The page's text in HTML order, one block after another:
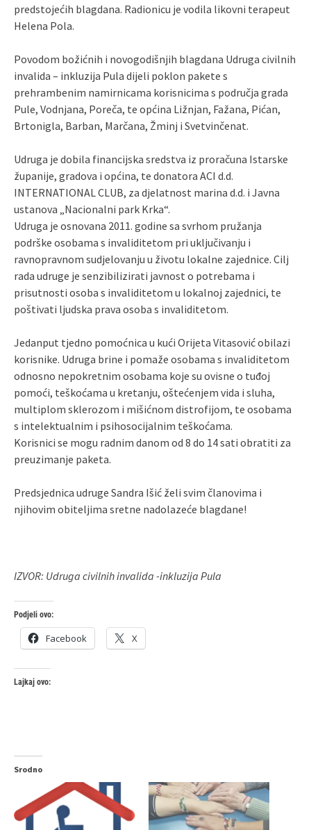
predstojećih blagdana. Radionicu je vodila likovni terapeut
Helena Pola.
Povodom božićnih i novogodišnjih blagdana Udruga civilnih
invalida – inkluzija Pula dijeli poklon pakete s
prehrambenim namirnicama korisnicima s područja grada
Pule, Vodnjana, Poreča, te općina Ližnjan, Fažana, Pićan,
Brtonigla, Barban, Marčana, Žminj i Svetvinčenat.
Udruga je dobila financijska sredstva iz proračuna Istarske
županije, gradova i općina, te donatora ACI d.d.
INTERNATIONAL CLUB, za djelatnost marina d.d. i Javna
ustanova „Nacionalni park Krka“.
Udruga je osnovana 2011. godine sa svrhom pružanja
podrške osobama s invaliditetom pri uključivanju i
ravnopravnom sudjelovanju u životu lokalne zajednice. Cilj
rada udruge je senzibilizirati javnost o potrebama i
prisutnosti osoba s invaliditetom u lokalnoj zajednici, te
poštivati ljudska prava osoba s invaliditetom.
Jedanput tjedno pomoćnica u kući Orijeta Vitasović obilazi
korisnike. Udruga brine i pomaže osobama s invaliditetom
odnosno nepokretnim osobama koje su ovisne o tuđoj
pomoći, teškoćama u kretanju, oštećenjem vida i sluha,
multiplom sklerozom i mišićnom distrofijom, te osobama
s intelektualnim i psihosocijalnim teškoćama.
Korisnici se mogu radnim danom od 8 do 14 sati obratiti za
preuzimanje paketa.
Predsjednica udruge Sandra Išić želi svim članovima i
njihovim obiteljima sretne nadolazeće blagdane!
IZVOR: Udruga civilnih invalida -inkluzija Pula
Podjeli ovo:
Facebook X
Lajkaj ovo:
Srodno